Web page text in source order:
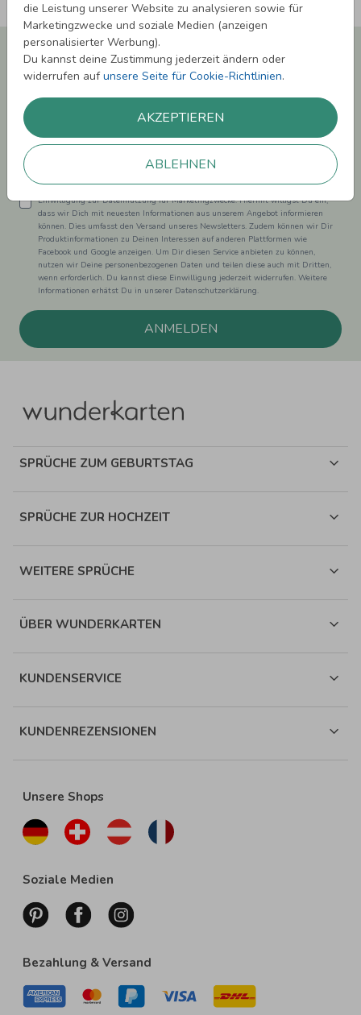
die Leistung unserer Website zu analysieren sowie für
Marketingzwecke und soziale Medien (anzeigen
personalisierter Werbung).
Du kannst deine Zustimmung jederzeit ändern oder
widerrufen aufunsere Seite für Cookie-Richtlinien.
AKZEPTIEREN
ABLEHNEN
Newsletter abonnieren und 5,00 € Rabatt**
sichern!
Laufenden.
Einwilligung zur Datennutzung für Marketingzwecke: Hiermit willigst Du ein,
dass wir Dich mit neuesten Informationen aus unserem Angebot informieren
können. Dies umfasst den Versand unseres Newsletters. Zudem können wir Dir
Produktinformationen zu Deinen Interessen auf anderen Plattformen wie
Facebook und Google anzeigen. Um Dir diesen Service anbieten zu können,
nutzen wir Deine personenbezogenen Daten und teilen diese auch mit Dritten,
wenn erforderlich. Du kannst diese Einwilligung jederzeit widerrufen. Weitere
Informationen erhätst Du in unserer Datenschutzerklärung.
ANMELDEN
SPRÜCHE ZUM GEBURTSTAG
SPRÜCHE ZUR HOCHZEIT
WEITERE SPRÜCHE
ÜBER WUNDERKARTEN
KUNDENSERVICE
KUNDENREZENSIONEN
Unsere Shops
Soziale Medien
Bezahlung & Versand